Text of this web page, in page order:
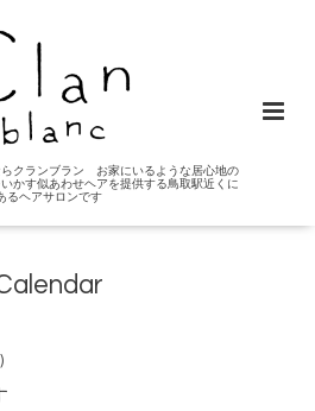
クランブラン お家にいるような居心地の
かす似あわせヘアを提供する鳥取駅近くに
るヘアサロンです